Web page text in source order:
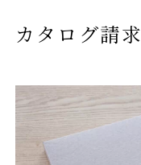
カタログ請求